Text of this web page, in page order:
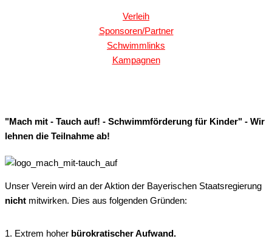
Verleih
Sponsoren/Partner
Schwimmlinks
Kampagnen
"Mach mit - Tauch auf! - Schwimmförderung für Kinder" - Wir
lehnen die Teilnahme ab!
Unser Verein wird an der Aktion der Bayerischen Staatsregierung
nicht mitwirken. Dies aus folgenden Gründen:
1. Extrem hoher bürokratischer Aufwand.